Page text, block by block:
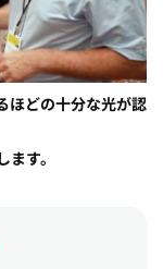
ほどの十分な光が認
す。